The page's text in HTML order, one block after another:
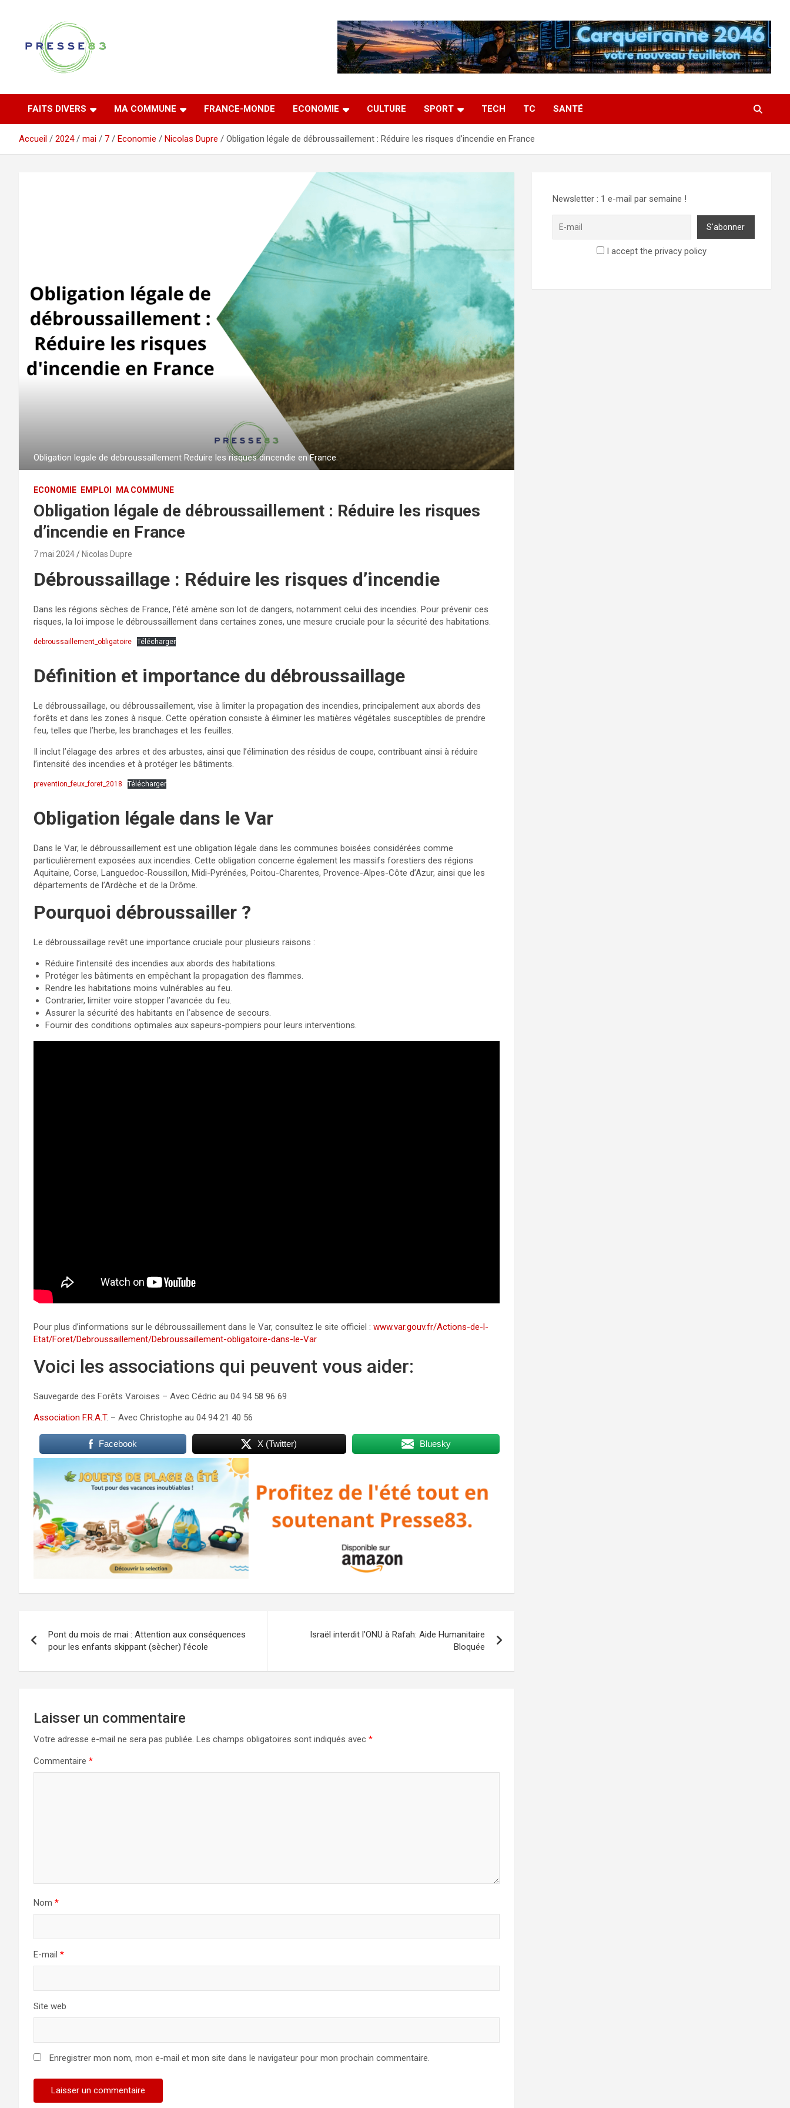
Presse 83
FAITS DIVERS MA COMMUNE FRANCE-MONDE ECONOMIE CULTURE SPORT TECH TC SANTÉ
Accueil 2024 mai 7 Economie Nicolas Dupre Obligation légale de débroussaillement : Réduire les risques d’incendie en France
Obligation legale de debroussaillement Reduire les risques dincendie en France
ECONOMIE EMPLOI MA COMMUNE
Obligation légale de débroussaillement : Réduire les risques
d’incendie en France
7 mai 2024 Nicolas Dupre
Débroussaillage : Réduire les risques d’incendie
Dans les régions sèches de France, l’été amène son lot de dangers, notamment celui des incendies. Pour prévenir ces
risques, la loi impose le débroussaillement dans certaines zones, une mesure cruciale pour la sécurité des habitations.
debroussaillement_obligatoire Télécharger
Définition et importance du débroussaillage
Le débroussaillage, ou débroussaillement, vise à limiter la propagation des incendies, principalement aux abords des
forêts et dans les zones à risque. Cette opération consiste à éliminer les matières végétales susceptibles de prendre
feu, telles que l’herbe, les branchages et les feuilles.
Il inclut l’élagage des arbres et des arbustes, ainsi que l’élimination des résidus de coupe, contribuant ainsi à réduire
l’intensité des incendies et à protéger les bâtiments.
prevention_feux_foret_2018 Télécharger
Obligation légale dans le Var
Dans le Var, le débroussaillement est une obligation légale dans les communes boisées considérées comme
particulièrement exposées aux incendies. Cette obligation concerne également les massifs forestiers des régions
Aquitaine, Corse, Languedoc-Roussillon, Midi-Pyrénées, Poitou-Charentes, Provence-Alpes-Côte d’Azur, ainsi que les
départements de l’Ardèche et de la Drôme.
Pourquoi débroussailler ?
Le débroussaillage revêt une importance cruciale pour plusieurs raisons :
Réduire l’intensité des incendies aux abords des habitations.
Protéger les bâtiments en empêchant la propagation des flammes.
Rendre les habitations moins vulnérables au feu.
Contrarier, limiter voire stopper l’avancée du feu.
Assurer la sécurité des habitants en l’absence de secours.
Fournir des conditions optimales aux sapeurs-pompiers pour leurs interventions.
Pour plus d’informations sur le débroussaillement dans le Var, consultez le site officiel : www.var.gouv.fr/Actions-de-l-
Etat/Foret/Debroussaillement/Debroussaillement-obligatoire-dans-le-Var
Voici les associations qui peuvent vous aider:
Sauvegarde des Forêts Varoises – Avec Cédric au 04 94 58 96 69
Association F.R.A.T. – Avec Christophe au 04 94 21 40 56
Facebook X (Twitter) Bluesky
de
l’article
Pont du mois de mai : Attention aux conséquences
pour les enfants skippant (sècher) l’école
Israël interdit l’ONU à Rafah: Aide Humanitaire
Bloquée
Laisser un commentaire
Votre adresse e-mail ne sera pas publiée. Les champs obligatoires sont indiqués avec *
Commentaire *
Nom *
E-mail *
Site web
Enregistrer mon nom, mon e-mail et mon site dans le navigateur pour mon prochain commentaire.
Newsletter : 1 e-mail par semaine !
I accept the privacy policy